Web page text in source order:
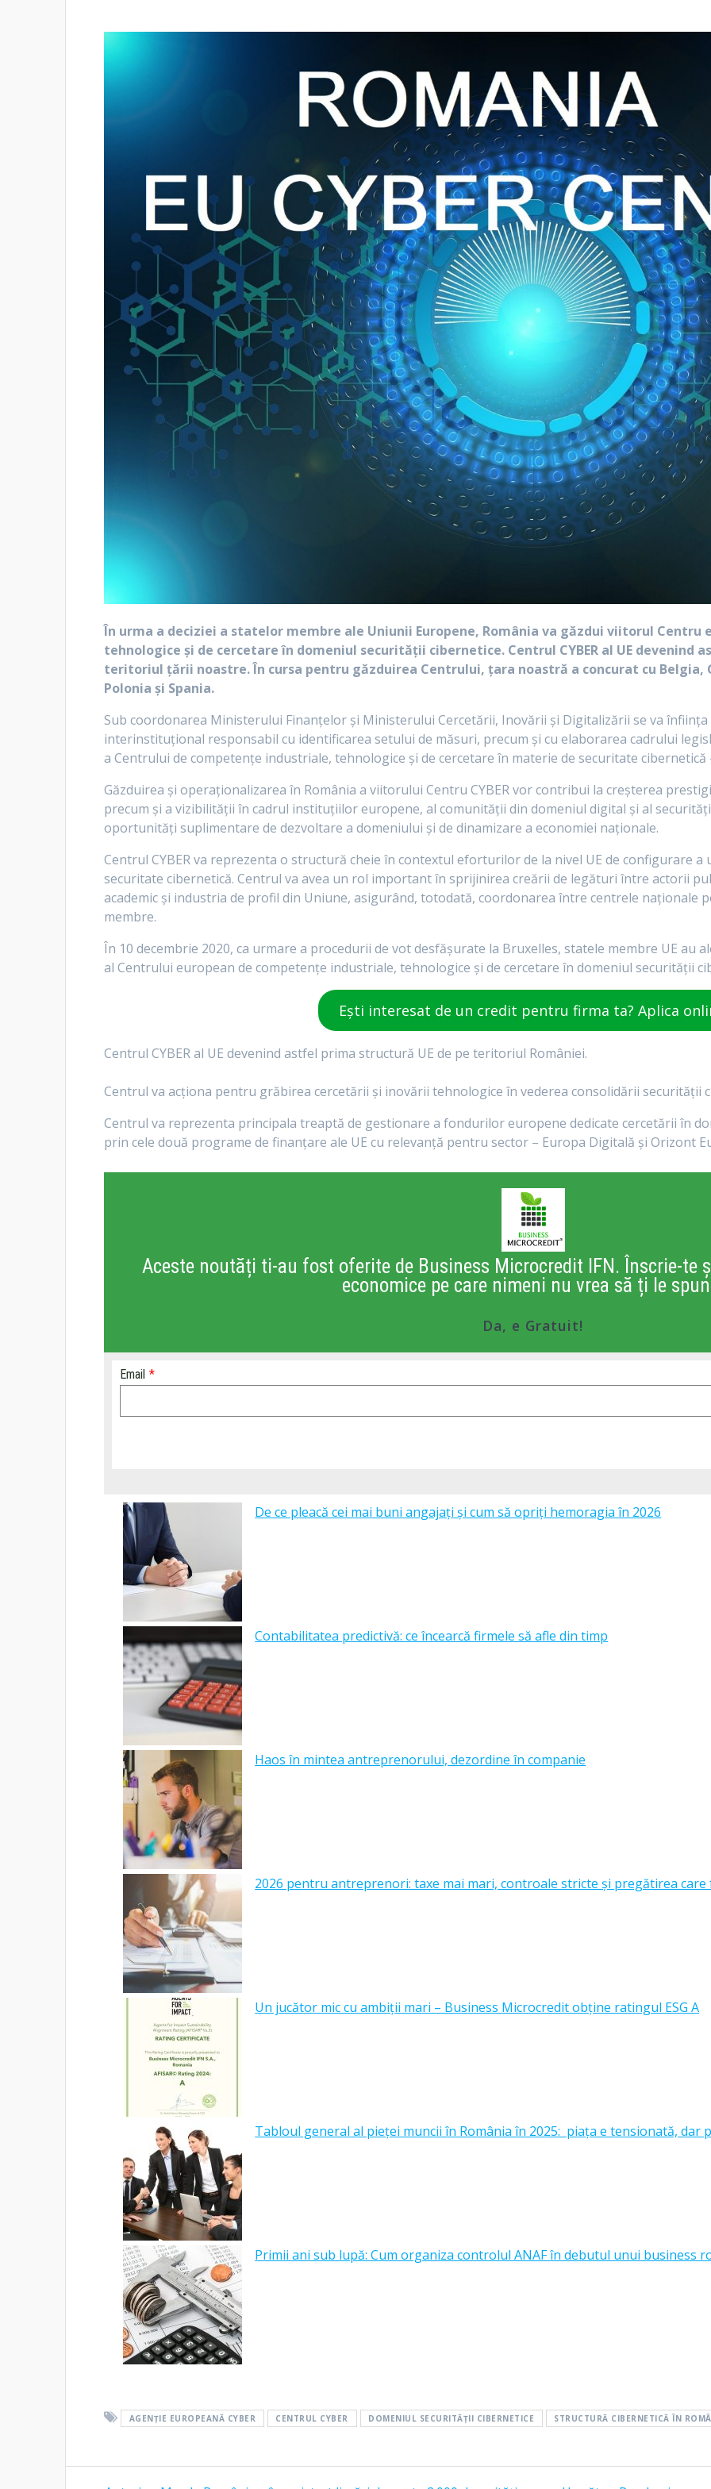
În urma a deciziei a statelor membre ale Uniunii Europene, România va găzdui viitorul
tehnologice și de cercetare în domeniul securității cibernetice. Centrul CYBER al UE devenind
teritoriul țării noastre. În cursa pentru găzduirea Centrului, țara noastră a concurat cu Belgia,
Polonia și Spania.
Sub coordonarea Ministerului Finanțelor și Ministerului Cercetării, Inovării și Digitalizării se va înființa
interinstituțional responsabil cu identificarea setului de măsuri, precum și cu elaborarea cadrului
a Centrului de competențe industriale, tehnologice și de cercetare în materie de securitate cibernetică
Găzduirea și operaționalizarea în România a viitorului Centru CYBER vor contribui la creșterea
precum și a vizibilității în cadrul instituțiilor europene, al comunității din domeniul digital și al
oportunități suplimentare de dezvoltare a domeniului și de dinamizare a economiei naționale.
Centrul CYBER va reprezenta o structură cheie în contextul eforturilor de la nivel UE de configurare
securitate cibernetică. Centrul va avea un rol important în sprijinirea creării de legături între actorii
academic și industria de profil din Uniune, asigurând, totodată, coordonarea între centrele naționale
membre.
În 10 decembrie 2020, ca urmare a procedurii de vot desfășurate la Bruxelles, statele membre UE au
al Centrului european de competențe industriale, tehnologice și de cercetare în domeniul securității
Ești interesat de un credit pentru firma ta? Aplica
Centrul CYBER al UE devenind astfel prima structură UE de pe teritoriul României.
Centrul va acționa pentru grăbirea cercetării și inovării tehnologice în vederea consolidării securității
Centrul va reprezenta principala treaptă de gestionare a fondurilor europene dedicate cercetării în
prin cele două programe de finanțare ale UE cu relevanță pentru sector – Europa Digitală și Orizont
Aceste noutăți ti-au fost oferite de Business Microcredit IFN. Înscrie-te
economice pe care nimeni nu vrea să ți le
Da, e Gratuit!
Email *
De ce pleacă cei mai buni angajați și cum să opriți hemoragia în 2026
Contabilitatea predictivă: ce încearcă firmele să afle din timp
Haos în mintea antreprenorului, dezordine în companie
2026 pentru antreprenori: taxe mai mari, controale stricte și pregătirea care
Un jucător mic cu ambiții mari – Business Microcredit obține ratingul ESG A
Tabloul general al pieței muncii în România în 2025: piața e tensionată, dar
Primii ani sub lupă: Cum organiza controlul ANAF în debutul unui business
AGENȚIE EUROPEANĂ CYBER CENTRUL CYBER DOMENIUL SECURITĂȚII CIBERNETICE STRUCTURĂ CIBERNETICĂ ÎN